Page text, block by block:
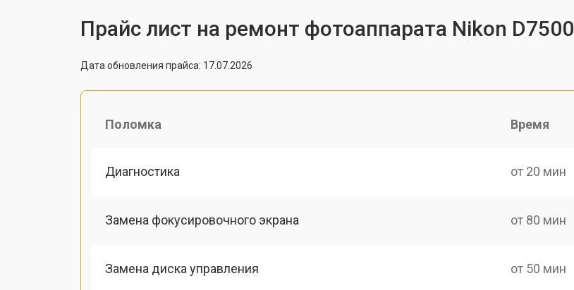
Прайс лист на ремонт фотоаппарата Nikon D7500
Дата обновления прайса: 17.07.2026
Поломка Время
Диагностика от 20 мин
Замена фокусировочного экрана от 80 мин
Замена диска управления от 50 мин